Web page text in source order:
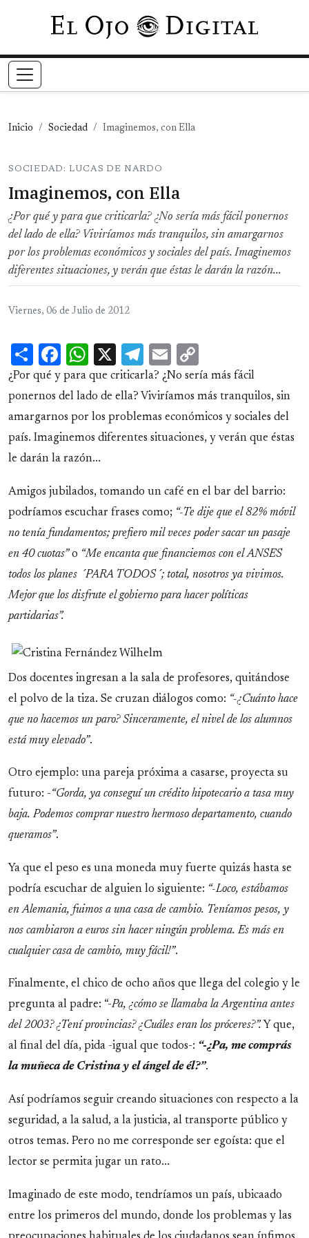
Pasar al contenido principal
Inicio Sociedad Imaginemos, con Ella
SOCIEDAD: LUCAS DE NARDO
Imaginemos, con Ella
¿Por qué y para que criticarla? ¿No sería más fácil ponernos
del lado de ella? Viviríamos más tranquilos, sin amargarnos
por los problemas económicos y sociales del país. Imaginemos
diferentes situaciones, y verán que éstas le darán la razón...
Viernes, 06 de Julio de 2012
ShareFacebook
WhatsApp
X Telegram
Email
Link
¿Por qué y para que criticarla? ¿No sería más fácil
ponernos del lado de ella? Viviríamos más tranquilos, sin
amargarnos por los problemas económicos y sociales del
país. Imaginemos diferentes situaciones, y verán que éstas
le darán la razón...
Amigos jubilados, tomando un café en el bar del barrio:
podríamos escuchar frases como; “-Te dije que el 82% móvil
no tenía fundamentos; prefiero mil veces poder sacar un pasaje
en 40 cuotas”o “Me encanta que financiemos con el ANSES
todos los planes ´PARA TODOS´; total, nosotros ya vivimos.
Mejor que los disfrute el gobierno para hacer políticas
partidarias”.
Dos docentes ingresan a la sala de profesores, quitándose
el polvo de la tiza. Se cruzan diálogos como: “-¿Cuánto hace
que no hacemos un paro? Sinceramente, el nivel de los alumnos
está muy elevado”.
Otro ejemplo: una pareja próxima a casarse, proyecta su
futuro: -“Gorda, ya conseguí un crédito hipotecario a tasa muy
baja. Podemos comprar nuestro hermoso departamento, cuando
queramos”.
Ya que el peso es una moneda muy fuerte quizás hasta se
podría escuchar de alguien lo siguiente: “-Loco, estábamos
en Alemania, fuimos a una casa de cambio. Teníamos pesos, y
nos cambiaron a euros sin hacer ningún problema. Es más en
cualquier casa de cambio, muy fácil!”.
Finalmente, el chico de ocho años que llega del colegio y le
pregunta al padre: “-Pa, ¿cómo se llamaba la Argentina antes
del 2003? ¿Tení provincias? ¿Cuáles eran los próceres?”. Y que,
al final del día, pida -igual que todos-: “-¿Pa, me comprás
la muñeca de Cristina y el ángel de él?”.
Así podríamos seguir creando situaciones con respecto a la
seguridad, a la salud, a la justicia, al transporte público y
otros temas. Pero no me corresponde ser egoísta: que el
lector se permita jugar un rato...
Imaginado de este modo, tendríamos un país, ubicaado
entre los primeros del mundo, donde los problemas y las